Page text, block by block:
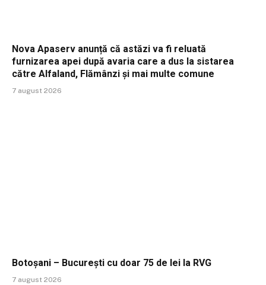
Nova Apaserv anunță că astăzi va fi reluată
furnizarea apei după avaria care a dus la sistarea
către Alfaland, Flămânzi și mai multe comune
7 august 2026
Botoșani – București cu doar 75 de lei la RVG
7 august 2026